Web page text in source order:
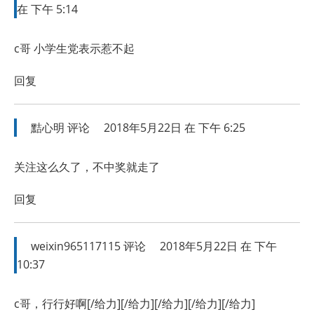
在 下午 5:14
c哥 小学生党表示惹不起
回复
黠心明 评论 2018年5月22日 在 下午 6:25
关注这么久了，不中奖就走了
回复
weixin965117115评论
2018年5月22日 在 下午
10:37
c哥，行行好啊[/给力][/给力][/给力][/给力][/给力]